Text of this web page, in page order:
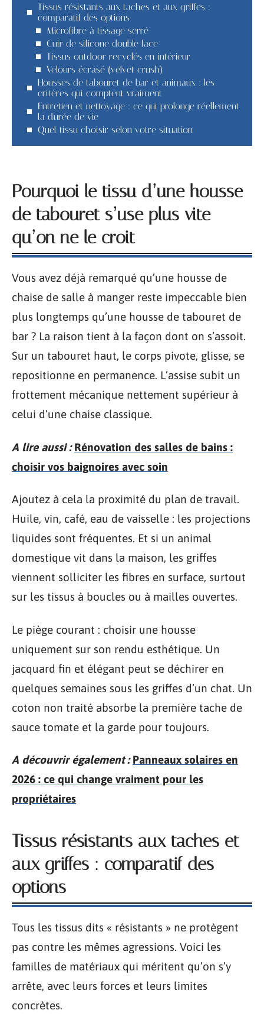
Tissus résistants aux taches et aux griffes :
comparatif des options
Microfibre à tissage serré
Cuir de silicone double face
Tissus outdoor recyclés en intérieur
Velours écrasé (velvet crush)
Housses de tabouret de bar et animaux : les
critères qui comptent vraiment
Entretien et nettoyage : ce qui prolonge réellement
la durée de vie
Quel tissu choisir selon votre situation
Pourquoi le tissu d’une housse
de tabouret s’use plus vite
qu’on ne le croit
Vous avez déjà remarqué qu’une housse de
chaise de salle à manger reste impeccable bien
plus longtemps qu’une housse de tabouret de
bar ? La raison tient à la façon dont on s’assoit.
Sur un tabouret haut, le corps pivote, glisse, se
repositionne en permanence. L’assise subit un
frottement mécanique nettement supérieur à
celui d’une chaise classique.
A lire aussi : Rénovation des salles de bains :
choisir vos baignoires avec soin
Ajoutez à cela la proximité du plan de travail.
Huile, vin, café, eau de vaisselle : les projections
liquides sont fréquentes. Et si un animal
domestique vit dans la maison, les griffes
viennent solliciter les fibres en surface, surtout
sur les tissus à boucles ou à mailles ouvertes.
Le piège courant : choisir une housse
uniquement sur son rendu esthétique. Un
jacquard fin et élégant peut se déchirer en
quelques semaines sous les griffes d’un chat. Un
coton non traité absorbe la première tache de
sauce tomate et la garde pour toujours.
A découvrir également : Panneaux solaires en
2026 : ce qui change vraiment pour les
propriétaires
Tissus résistants aux taches et
aux griffes : comparatif des
options
Tous les tissus dits « résistants » ne protègent
pas contre les mêmes agressions. Voici les
familles de matériaux qui méritent qu’on s’y
arrête, avec leurs forces et leurs limites
concrètes.